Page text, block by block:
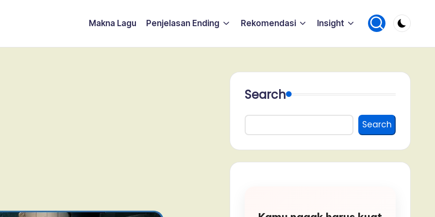
Makna Lagu Penjelasan Ending Rekomendasi Insight
Search
Search